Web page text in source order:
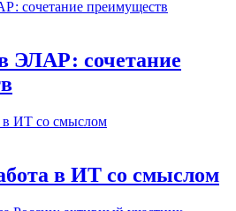
ЭЛАР: сочетание
в ИТ со смыслом